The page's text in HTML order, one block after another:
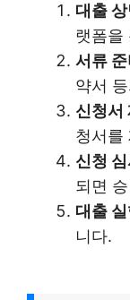
대출
랫폼을
서류
약서
신청서
청서를
신청
되면
대출
니다.